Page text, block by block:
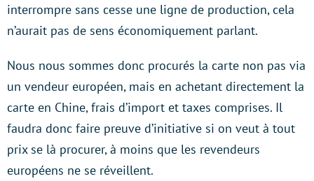
interrompre sans cesse une ligne de production, cela
n’aurait pas de sens économiquement parlant.
Nous nous sommes donc procurés la carte non pas via
un vendeur européen, mais en achetant directement la
carte en Chine, frais d’import et taxes comprises. Il
faudra donc faire preuve d’initiative si on veut à tout
prix se là procurer, à moins que les revendeurs
européens ne se réveillent.